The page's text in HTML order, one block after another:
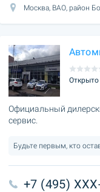
Москва, ВАО, район
Открыто
Официальный
сервис.
Будьте первым, кто
+7 (495)